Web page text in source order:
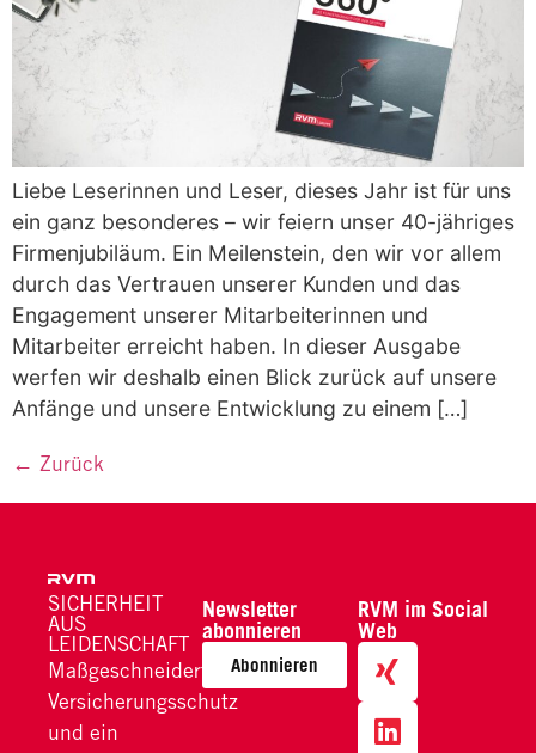
Liebe Leserinnen und Leser, dieses Jahr ist für uns
ein ganz besonderes – wir feiern unser 40-jähriges
Firmenjubiläum. Ein Meilenstein, den wir vor allem
durch das Vertrauen unserer Kunden und das
Engagement unserer Mitarbeiterinnen und
Mitarbeiter erreicht haben. In dieser Ausgabe
werfen wir deshalb einen Blick zurück auf unsere
Anfänge und unsere Entwicklung zu einem […]
← Zurück
SICHERHEIT
AUS
LEIDENSCHAFT
Maßgeschneiderter
Versicherungsschutz
und ein
Newsletter
abonnieren
Abonnieren
RVM im Social
Web